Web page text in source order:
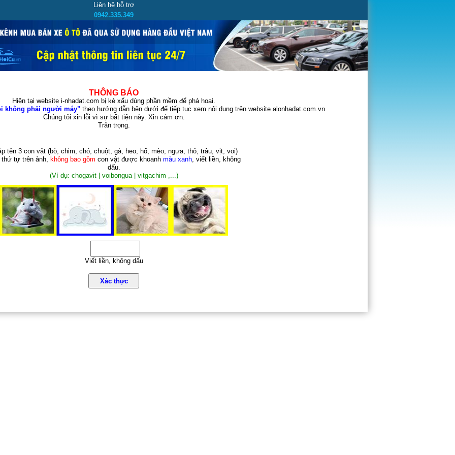
Liên hệ hỗ trợ
0942.335.349
THÔNG BÁO
Hiện tại website i-nhadat.com bị kẻ xấu dùng phần mềm để phá hoại.
không phải người máy"theo hướng dẫn bên dưới để tiếp tục xem nội dung trên website alonhadat.com.vn
Chúng tôi xin lỗi vì sự bất tiện này. Xin cám ơn.
Trân trọng.
tên 3 con vật (bò, chim, chó, chuột, gà, heo, hổ, mèo, ngựa, thỏ, trâu, vịt, voi)
thứ tự trên ảnh, không bao gồm con vật được khoanh màu xanh, viết liền, không
dấu.
(Ví dụ: chogavit | voibongua | vitgachim ,...)
Viết liền, không dấu
Xác thực